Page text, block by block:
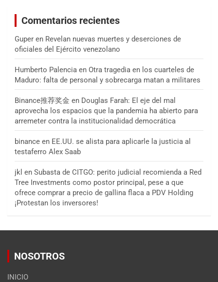
Comentarios recientes
Guper en Revelan nuevas muertes y deserciones de
oficiales del Ejército venezolano
Humberto Palencia en Otra tragedia en los cuarteles de
Maduro: falta de personal y sobrecarga matan a militares
Binance推荐奖金 en Douglas Farah: El eje del mal
aprovecha los espacios que la pandemia ha abierto para
arremeter contra la institucionalidad democrática
binance en EE.UU. se alista para aplicarle la justicia al
testaferro Alex Saab
jkl en Subasta de CITGO: perito judicial recomienda a Red
Tree Investments como postor principal, pese a que
ofrece comprar a precio de gallina flaca a PDV Holding
¡Protestan los inversores!
NOSOTROS
INICIO